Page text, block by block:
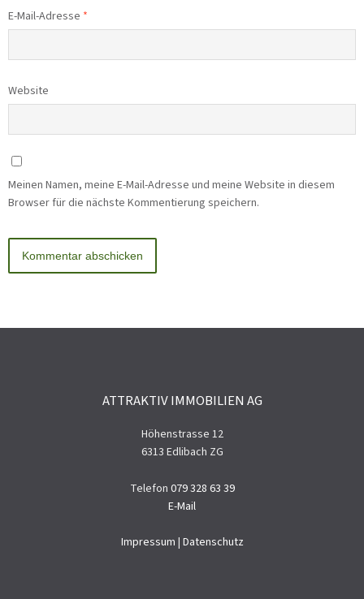
E-Mail-Adresse *
Website
Meinen Namen, meine E-Mail-Adresse und meine Website in diesem
Browser für die nächste Kommentierung speichern.
ATTRAKTIV IMMOBILIEN AG
Höhenstrasse 12
6313 Edlibach ZG
Telefon 079 328 63 39
E-Mail
Impressum | Datenschutz